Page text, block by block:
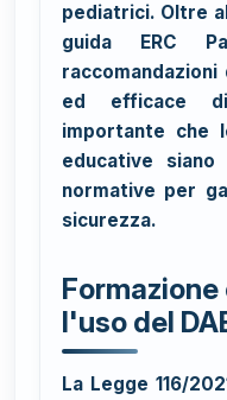
pediatrici. Oltre
guida ERC
ed efficace
importante che
educative
normative per
sicurezza.
l'uso del
La Legge 116/